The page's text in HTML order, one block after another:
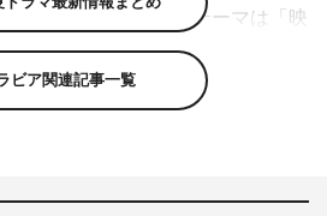
」のツアーテーマは「映
精」をテーマにしたファンタジー
出が評判となるレキシのツアー。
土）に一般発売開始。これに先
ビア関連記事一覧